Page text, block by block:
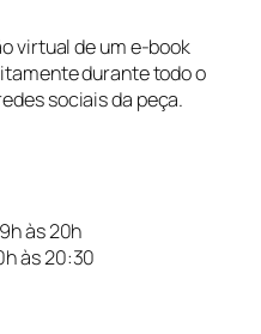
virtual de um e-book
durante todo o
sociais da peça.
às 20h
às 20:30